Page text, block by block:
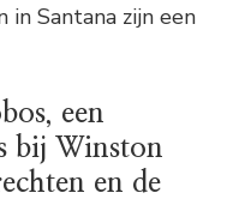
Santana zijn een
een
bij Winston
en de